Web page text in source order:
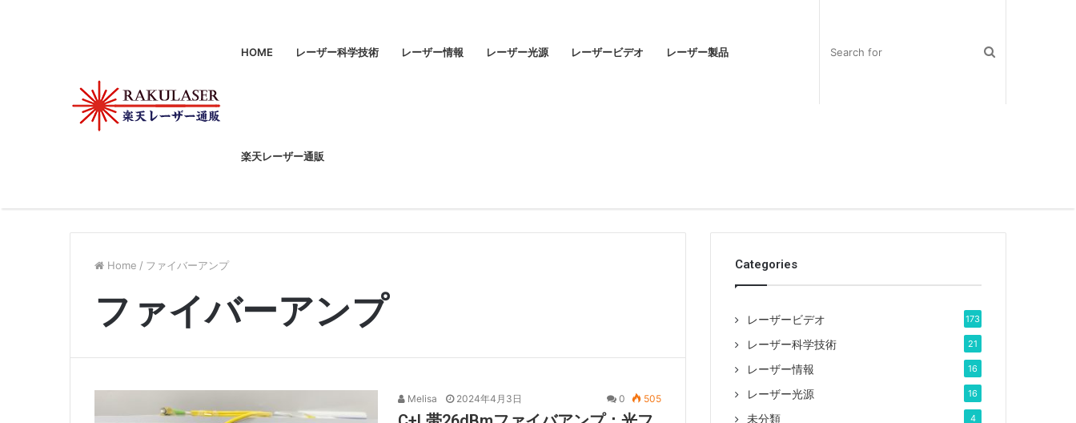
HOME レーザー科学技術 レーザー情報 レーザー光源 レーザービデオ レーザー製品
楽天レーザー通販
Home / ファイバーアンプ
ファイバーアンプ
Melisa 2024年4月3日 0 505
Categories
レーザービデオ 173
レーザー科学技術 21
レーザー情報 16
レーザー光源 16
未分類 4